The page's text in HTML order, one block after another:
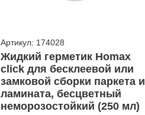
Артикул: 174028
Жидкий герметик Homax
click для бесклеевой или
замковой сборки паркета и
ламината, бесцветный
неморозостойкий (250 мл)